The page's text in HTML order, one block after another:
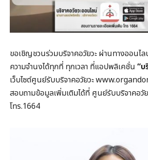
ขอเชิญชวนร่วมบริจาคอวัยวะ ผ่านทางออนไล
ความจำนงได้ทุกที่ ทุกเวลา ที่แอปพลิเคชั่น “บ
เว็บไซต์ศูนย์รับบริจาคอวัยวะ
สอบถามข้อมูลเพิ่มเติมได้ที่ ศูนย์รับบริจาคอวัย
โทร.1664